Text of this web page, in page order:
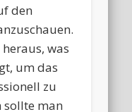
den
was
um das
zu
sollte man